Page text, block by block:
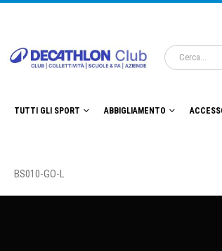
TUTTI GLI SPORT ABBIGLIAMENTO
BS010-GO-L